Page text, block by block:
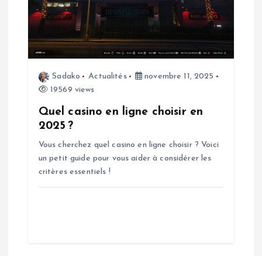
Sadako Actualités
novembre 11, 2025
19569 views
Quel casino en ligne choisir en
2025 ?
Vous cherchez quel casino en ligne choisir ? Voici
un petit guide pour vous aider à considérer les
critères essentiels !